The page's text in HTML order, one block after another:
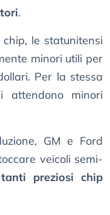
.
le statunitensi
minori utili per
Per la stessa
attendono minori
GM e Ford
veicoli semi-
preziosi chip